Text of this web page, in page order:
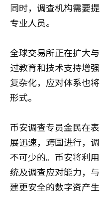
同时，调查机构需要
专业人员。
全球交易所正在扩大
过教育和技术支持增
复杂化，应对体系也
形式。
币安调查专员金民在
展迅速，跨国进行，
不可少的。币安将利
统及调查应对能力，
建更安全的数字资产